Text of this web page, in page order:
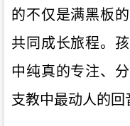
的不仅是满黑板
共同成长旅程。
中纯真的专注、
支教中最动人的回